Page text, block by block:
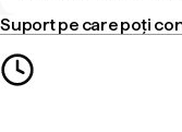
Suport pe care poți